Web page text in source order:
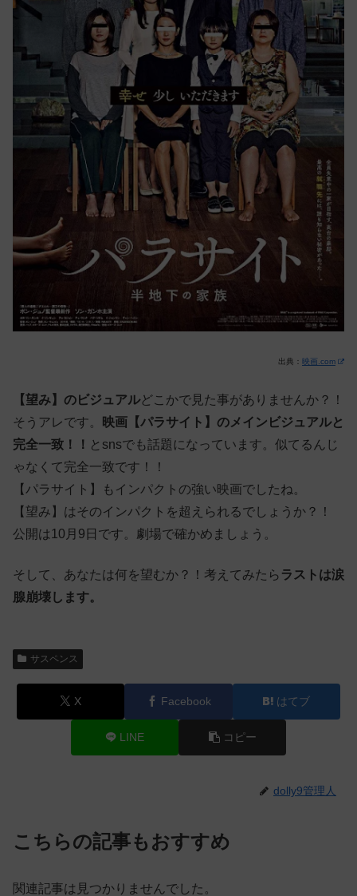
出典： 映画.com
【望み】のビジュアルどこかで見た事がありませんか？！
そうアレです。 映画【パラサイト】のメインビジュアルと
完全一致！！ とsnsでも話題になっています。似てるんじ
ゃなくて完全一致です！！
【パラサイト】もインパクトの強い映画でしたね。
【望み】はそのインパクトを超えられるでしょうか？！
公開は10月9日です。劇場で確かめましょう。
そして、あなたは何を望むか？！考えてみたら ラストは涙
腺崩壊します。
サスペンス
X Facebook はてブ
LINE コピー
dolly9管理人
こちらの記事もおすすめ
関連記事は見つかりませんでした。